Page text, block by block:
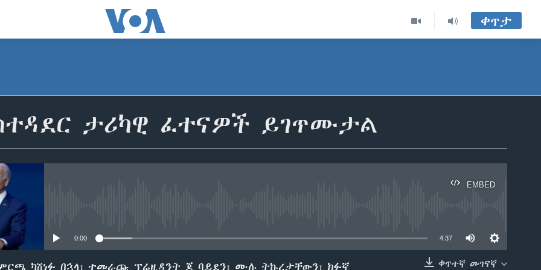
ቀጥታ
ታሪካዊ ፈተናዎች ይገጥሙታል
EMBED
0:00 4:37
ቀጥተኛ መገናኛ
ካሸነፉ በኋላ፣ ተመራጩ ፕሬዚዳንት ጆ ባይደን፣ ሙሉ ትኩረታቸውን፣ ክፉኛ